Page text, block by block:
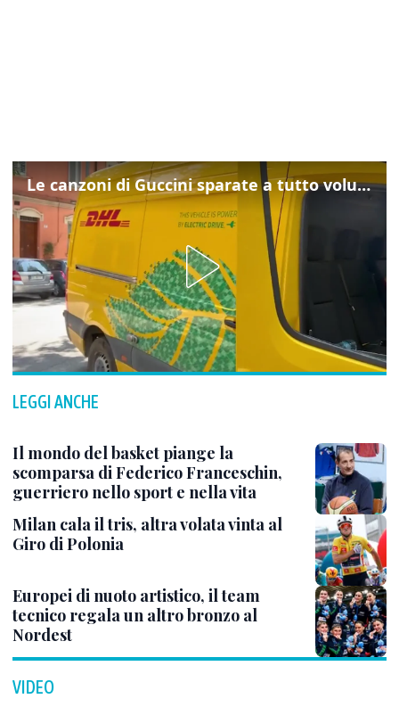
Le canzoni di Guccini sparate a tutto volume nella strada dove abitava
LEGGI ANCHE
Il mondo del basket piange la
scomparsa di Federico Franceschin,
guerriero nello sport e nella vita
Milan cala il tris, altra volata vinta al
Giro di Polonia
Europei di nuoto artistico, il team
tecnico regala un altro bronzo al
Nordest
VIDEO